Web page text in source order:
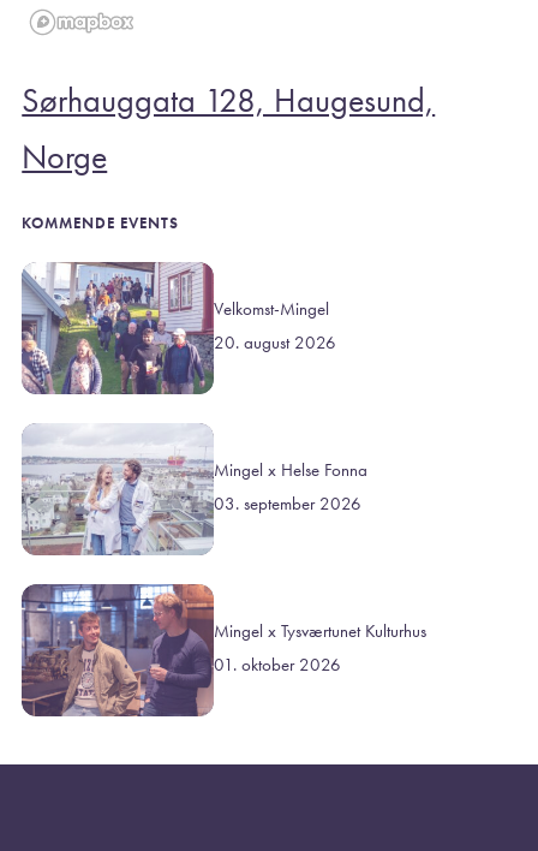
Sørhauggata 128, Haugesund,
Norge
KOMMENDE EVENTS
Velkomst-Mingel
20. august 2026
Mingel x Helse Fonna
03. september 2026
Mingel x Tysværtunet Kulturhus
01. oktober 2026